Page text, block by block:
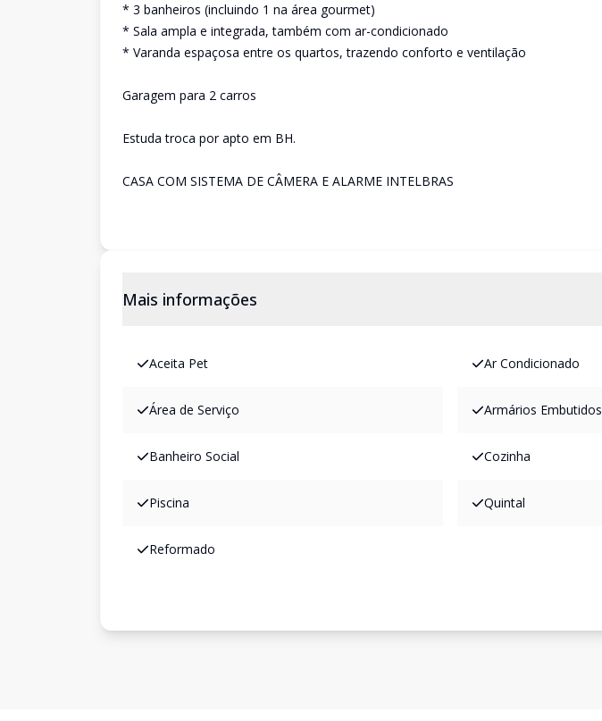
* 3 banheiros (incluindo 1 na área gourmet)
* Sala ampla e integrada, também com ar-condicionado
* Varanda espaçosa entre os quartos, trazendo conforto e ventilação
Garagem para 2 carros
Estuda troca por apto em BH.
CASA COM SISTEMA DE CÂMERA E ALARME INTELBRAS
Mais informações
Aceita Pet Ar Condicionado
Área de Serviço Armários Embutidos
Banheiro Social Cozinha
Piscina Quintal
Reformado